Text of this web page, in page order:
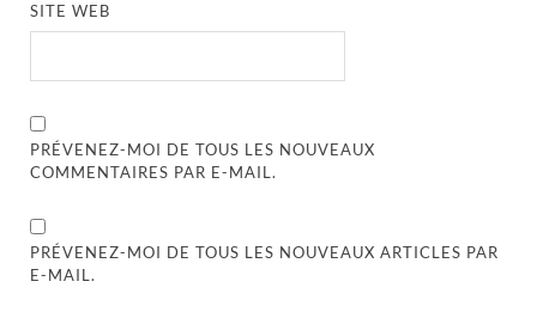
SITE WEB
PRÉVENEZ-MOI DE TOUS LES NOUVEAUX
COMMENTAIRES PAR E-MAIL.
PRÉVENEZ-MOI DE TOUS LES NOUVEAUX ARTICLES PAR
E-MAIL.